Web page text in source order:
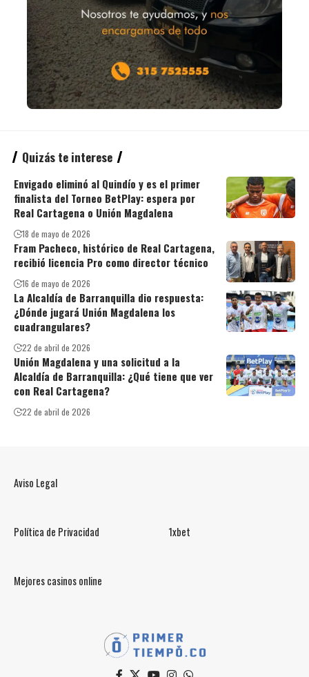
Quizás te interese
Envigado eliminó al Quindío y es el primer
finalista del Torneo BetPlay: espera por
Real Cartagena o Unión Magdalena
18 de mayo de 2026
Fram Pacheco, histórico de Real Cartagena,
recibió licencia Pro como director técnico
16 de mayo de 2026
La Alcaldía de Barranquilla dio respuesta:
¿Dónde jugará Unión Magdalena los
cuadrangulares?
22 de abril de 2026
Unión Magdalena y una solicitud a la
Alcaldía de Barranquilla: ¿Qué tiene que ver
con Real Cartagena?
22 de abril de 2026
Aviso Legal
Política de Privacidad 1xbet
Mejores casinos online